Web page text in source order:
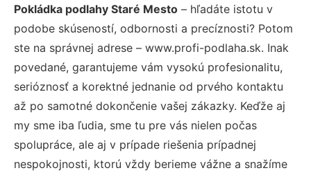
Pokládka podlahy Staré Mesto – hľadáte istotu v
podobe skúseností, odbornosti a precíznosti? Potom
ste na správnej adrese – www.profi-podlaha.sk. Inak
povedané, garantujeme vám vysokú profesionalitu,
serióznosť a korektné jednanie od prvého kontaktu
až po samotné dokončenie vašej zákazky. Keďže aj
my sme iba ľudia, sme tu pre vás nielen počas
spolupráce, ale aj v prípade riešenia prípadnej
nespokojnosti, ktorú vždy berieme vážne a snažíme